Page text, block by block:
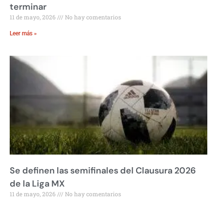
terminar
11 de mayo, 2026 No hay comentarios
Leer más »
Se definen las semifinales del Clausura 2026
de la Liga MX
11 de mayo, 2026 No hay comentarios